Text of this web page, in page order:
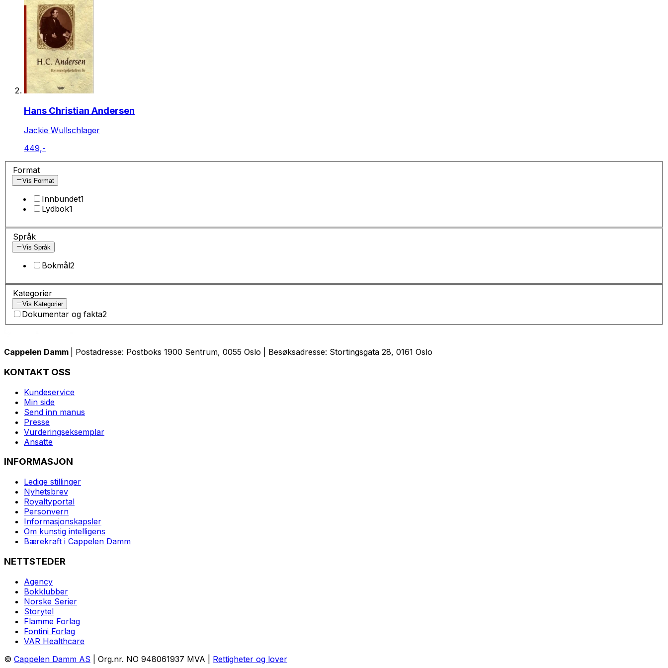
Hans Christian Andersen
Jackie Wullschlager
449,-
Format
Vis Format
Innbundet1
Lydbok1
Språk
Vis Språk
Bokmål2
Kategorier
Vis Kategorier
Dokumentar og fakta2
Cappelen Damm | Postadresse: Postboks 1900 Sentrum, 0055 Oslo | Besøksadresse: Stortingsgata 28, 0161 Oslo
KONTAKT OSS
Kundeservice
Min side
Send inn manus
Presse
Vurderingseksemplar
Ansatte
INFORMASJON
Ledige stillinger
Nyhetsbrev
Royaltyportal
Personvern
Informasjonskapsler
Om kunstig intelligens
Bærekraft i Cappelen Damm
NETTSTEDER
Agency
Bokklubber
Norske Serier
Storytel
Flamme Forlag
Fontini Forlag
VAR Healthcare
© Cappelen Damm AS | Org.nr. NO 948061937 MVA | Rettigheter og lover